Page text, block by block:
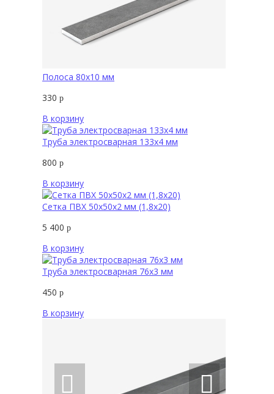
Полоса 80х10 мм
330 р
В корзину
Труба электросварная 133х4 мм
800 р
В корзину
Сетка ПВХ 50х50х2 мм (1,8х20)
5 400 р
В корзину
Труба электросварная 76х3 мм
450 р
В корзину